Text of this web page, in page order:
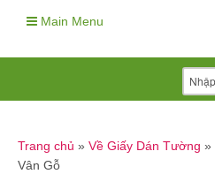
Main Menu
Trang chủ » Về Giấy Dán Tường »
Vân Gỗ